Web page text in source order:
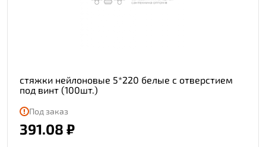
стяжки нейлоновые 5*220 белые с отверстием
под винт (100шт.)
Под заказ
391.08 ₽